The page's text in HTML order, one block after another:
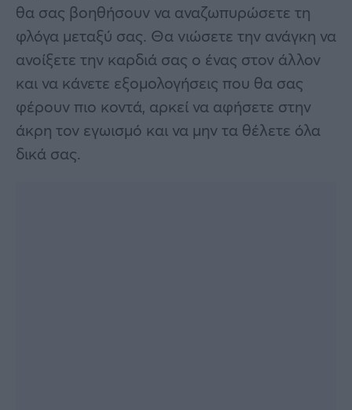
θα σας βοηθήσουν να αναζωπυρώσετε τη
φλόγα μεταξύ σας. Θα νιώσετε την ανάγκη να
ανοίξετε την καρδιά σας ο ένας στον άλλον
και να κάνετε εξομολογήσεις που θα σας
φέρουν πιο κοντά, αρκεί να αφήσετε στην
άκρη τον εγωισμό και να μην τα θέλετε όλα
δικά σας.